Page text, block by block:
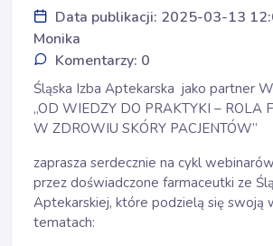
Data publikacji: 2025-03-13
Monika
Komentarzy: 0
Śląska Izba Aptekarska jako partner
„OD WIEDZY DO PRAKTYKI – ROLA
W ZDROWIU SKÓRY PACJENTÓW”
zaprasza serdecznie na cykl
przez doświadczone farmaceutki ze
Aptekarskiej, które podzielą się swoją
tematach: